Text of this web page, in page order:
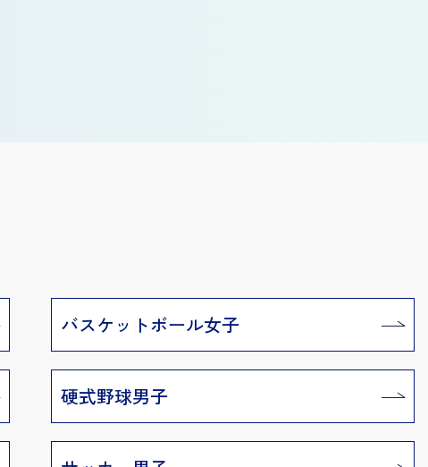
バスケットボール女子
硬式野球男子